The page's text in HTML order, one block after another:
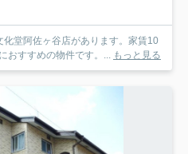
堂阿佐ヶ谷店があります。家賃10
おすすめの物件です。... もっと見る